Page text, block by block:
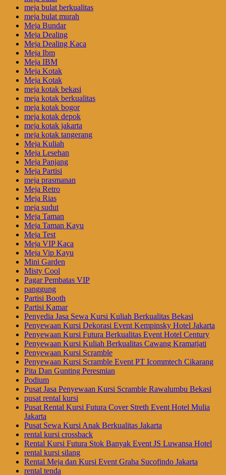
meja bulat berkualitas
meja bulat murah
Meja Bundar
Meja Dealing
Meja Dealing Kaca
Meja Ibm
Meja IBM
Meja Kotak
Meja Kotak
meja kotak bekasi
meja kotak berkualitas
meja kotak bogor
meja kotak depok
meja kotak jakarta
meja kotak tangerang
Meja Kuliah
Meja Lesehan
Meja Panjang
Meja Partisi
meja prasmanan
Meja Retro
Meja Rias
meja sudut
Meja Taman
Meja Taman Kayu
Meja Test
Meja VIP Kaca
Meja Vip Kayu
Mini Garden
Misty Cool
Pagar Pembatas VIP
panggung
Partisi Booth
Partisi Kamar
Penyedia Jasa Sewa Kursi Kuliah Berkualitas Bekasi
Penyewaan Kursi Dekorasi Event Kempinsky Hotel Jakarta
Penyewaan Kursi Futura Berkualitas Event Hotel Century
Penyewaan Kursi Kuliah Berkualitas Cawang Kramatjati
Penyewaan Kursi Scramble
Penyewaan Kursi Scramble Event PT Icommtech Cikarang
Pita Dan Gunting Peresmian
Podium
Pusat Jasa Penyewaan Kursi Scramble Rawalumbu Bekasi
pusat rental kursi
Pusat Rental Kursi Futura Cover Streth Event Hotel Mulia
Jakarta
Pusat Sewa Kursi Anak Berkualitas Jakarta
rental kursi crossback
Rental Kursi Futura Stok Banyak Event JS Luwansa Hotel
rental kursi silang
Rental Meja dan Kursi Event Graha Sucofindo Jakarta
rental tenda